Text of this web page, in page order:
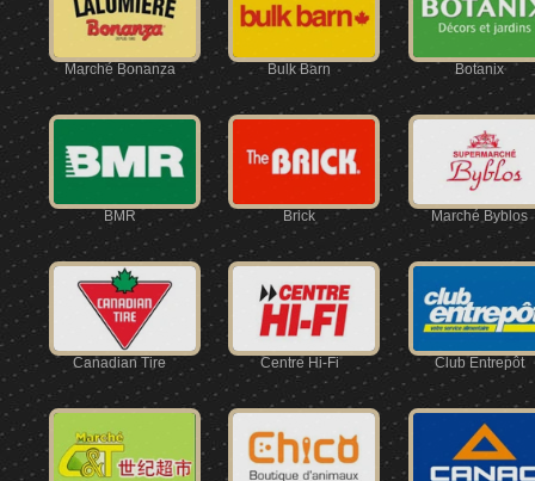
Marché Bonanza Bulk Barn Botanix
BMR Brick Marché Byblos
Canadian Tire Centre Hi-Fi Club Entrepôt